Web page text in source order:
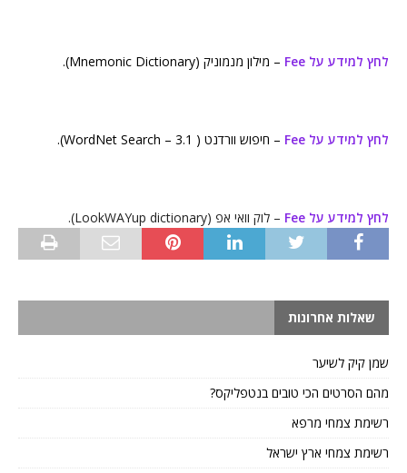
לחץ למידע על Fee – מילון מנמוניק (Mnemonic Dictionary).
לחץ למידע על Fee – חיפוש וורדנט ( WordNet Search – 3.1).
לחץ למידע על Fee – לוק וואי אפ (LookWAYup dictionary).
שאלות אחרונות
שמן קיק לשיער
מהם הסרטים הכי טובים בנטפליקס?
רשימת צמחי מרפא
רשימת צמחי ארץ ישראל